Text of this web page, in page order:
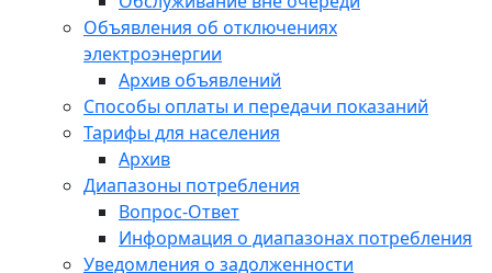
Объявления об отключениях
электроэнергии
Архив объявлений
Способы оплаты и передачи показаний
Тарифы для населения
Архив
Диапазоны потребления
Вопрос-Ответ
Информация о диапазонах потребления
Уведомления о задолженности